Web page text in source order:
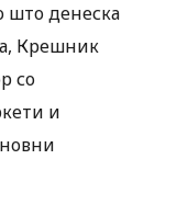
што денеска
Крешник
со
и